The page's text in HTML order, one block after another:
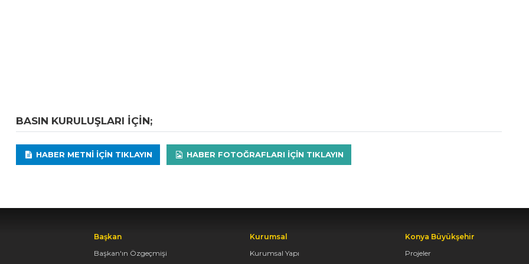
BASIN KURULUŞLARI IÇIN;
HABER METNI IÇIN TIKLAYIN HABER FOTOĞRAFLARI IÇIN TIKLAYIN
Başkan
Başkan'ın Özgeçmişi
Kurumsal
Kurumsal Yapı
Konya Büyükşehir
Projeler